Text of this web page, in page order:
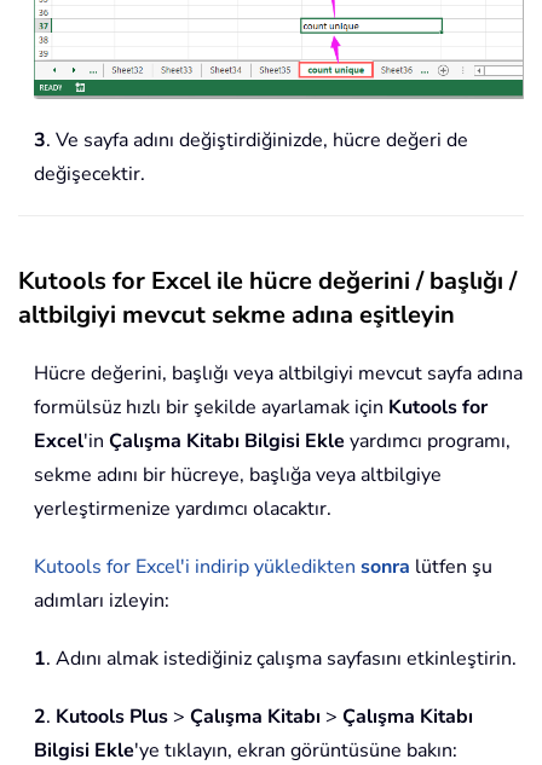
3. Ve sayfa adını değiştirdiğinizde, hücre değeri de
değişecektir.
Kutools for Excel ile hücre değerini / başlığı /
altbilgiyi mevcut sekme adına eşitleyin
Hücre değerini, başlığı veya altbilgiyi mevcut sayfa adına
formülsüz hızlı bir şekilde ayarlamak için Kutools for
Excel'in Çalışma Kitabı Bilgisi Ekle yardımcı programı,
sekme adını bir hücreye, başlığa veya altbilgiye
yerleştirmenize yardımcı olacaktır.
Kutools for Excel'i indirip yükledikten sonra lütfen şu
adımları izleyin:
1. Adını almak istediğiniz çalışma sayfasını etkinleştirin.
2. Kutools Plus > Çalışma Kitabı > Çalışma Kitabı
Bilgisi Ekle'ye tıklayın, ekran görüntüsüne bakın: